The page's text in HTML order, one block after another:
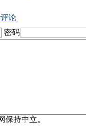
论
密码
保持中立。